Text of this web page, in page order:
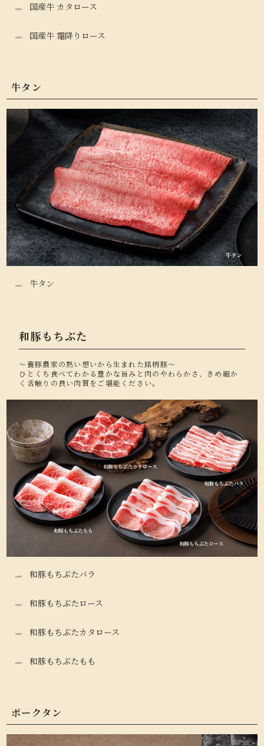
国産牛 カタロース
国産牛 霜降りロース
牛タン
牛タン
和豚もちぶた
～養豚農家の熱い想いから生まれた銘柄豚～
ひとくち食べてわかる豊かな旨みと肉のやわらかさ、きめ細か
く舌触りの良い肉質をご堪能ください。
和豚もちぶたバラ
和豚もちぶたロース
和豚もちぶたカタロース
和豚もちぶたもも
ポークタン